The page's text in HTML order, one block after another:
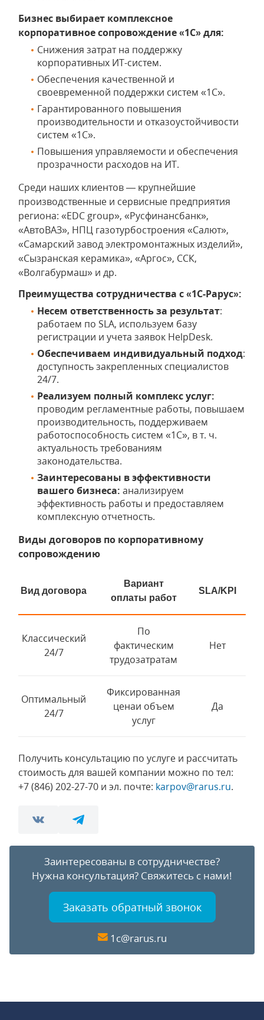
Бизнес выбирает комплексное
корпоративное сопровождение «1С» для:
Снижения затрат на поддержку
корпоративных ИТ-систем.
Обеспечения качественной и
своевременной поддержки систем «1С».
Гарантированного повышения
производительности и отказоустойчивости
систем «1С».
Повышения управляемости и обеспечения
прозрачности расходов на ИТ.
Среди наших клиентов — крупнейшие
производственные и сервисные предприятия
региона: «EDC group», «Русфинансбанк»,
«АвтоВАЗ», НПЦ газотурбостроения «Салют»,
«Самарский завод электромонтажных изделий»,
«Сызранская керамика», «Аргос», ССК,
«Волгабурмаш» и др.
Преимущества сотрудничества с «1С-Рарус»:
Несем ответственность за результат:
работаем по SLA, используем базу
регистрации и учета заявок HelpDesk.
Обеспечиваем индивидуальный подход:
доступность закрепленных специалистов
24/7.
Реализуем полный комплекс услуг:
проводим регламентные работы, повышаем
производительность, поддерживаем
работоспособность систем «1С», в т. ч.
актуальность требованиям
законодательства.
Заинтересованы в эффективности
вашего бизнеса: анализируем
эффективность работы и предоставляем
комплексную отчетность.
Виды договоров по корпоративному
сопровождению
Вид договора
Вариант
оплаты работ
SLA/KPI
Классический
24/7
По
фактическим
трудозатратам
Нет
Оптимальный
24/7
Фиксированная
ценаи объем
услуг
Да
Получить консультацию по услуге и рассчитать
стоимость для вашей компании можно по тел:
+7 (846) 202-27-70 и эл. почте: karpov@rarus.ru.
Заинтересованы в сотрудничестве?
Нужна консультация? Свяжитесь с нами!
Заказать обратный звонок
1c@rarus.ru